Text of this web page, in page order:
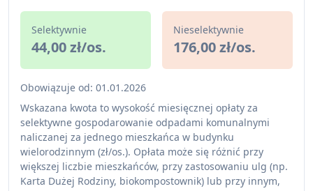
Selektywnie
44,00 zł/os.
Nieselektywnie
176,00 zł/os.
Obowiązuje od: 01.01.2026
Wskazana kwota to wysokość miesięcznej opłaty za
selektywne gospodarowanie odpadami komunalnymi
naliczanej za jednego mieszkańca w budynku
wielorodzinnym (zł/os.). Opłata może się różnić przy
większej liczbie mieszkańców, przy zastosowaniu ulg (np.
Karta Dużej Rodziny, biokompostownik) lub przy innym,